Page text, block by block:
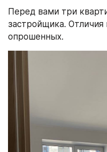
Перед вами три
застройщика.
опрошенных.